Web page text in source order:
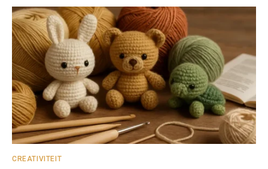
CREATIVITEIT